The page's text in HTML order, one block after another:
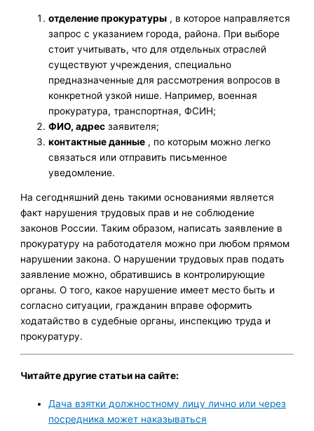
отделение прокуратуры , в которое направляется
запрос с указанием города, района. При выборе
стоит учитывать, что для отдельных отраслей
существуют учреждения, специально
предназначенные для рассмотрения вопросов в
конкретной узкой нише. Например, военная
прокуратура, транспортная, ФСИН;
ФИО, адрес заявителя;
контактные данные , по которым можно легко
связаться или отправить письменное
уведомление.
На сегодняшний день такими основаниями является
факт нарушения трудовых прав и не соблюдение
законов России. Таким образом, написать заявление в
прокуратуру на работодателя можно при любом прямом
нарушении закона. О нарушении трудовых прав подать
заявление можно, обратившись в контролирующие
органы. О того, какое нарушение имеет место быть и
согласно ситуации, гражданин вправе оформить
ходатайство в судебные органы, инспекцию труда и
прокуратуру.
Читайте другие статьи на сайте:
Дача взятки должностному лицу лично или через
посредника может наказываться